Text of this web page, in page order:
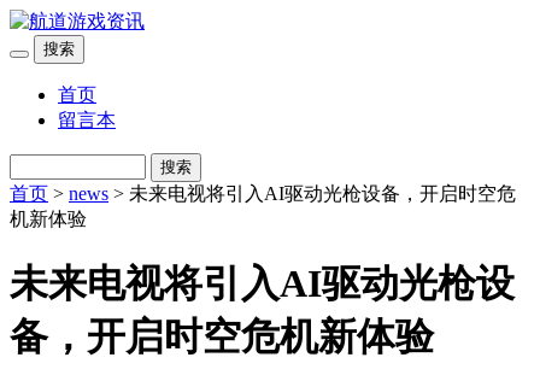
搜索
首页
留言本
搜索
首页 > news > 未来电视将引入AI驱动光枪设备，开启时空危
机新体验
未来电视将引入AI驱动光枪设
备，开启时空危机新体验